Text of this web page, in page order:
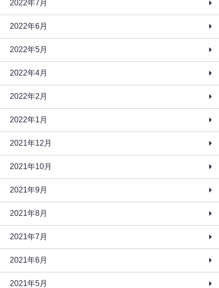
2022年7月
2022年6月
2022年5月
2022年4月
2022年2月
2022年1月
2021年12月
2021年10月
2021年9月
2021年8月
2021年7月
2021年6月
2021年5月